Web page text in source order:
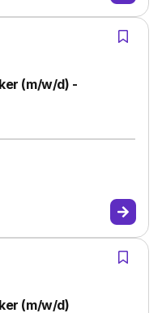
(m/w/d) -
(m/w/d)